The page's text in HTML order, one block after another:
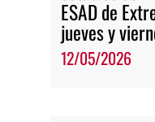
ESAD de
jueves y
12/05/2026